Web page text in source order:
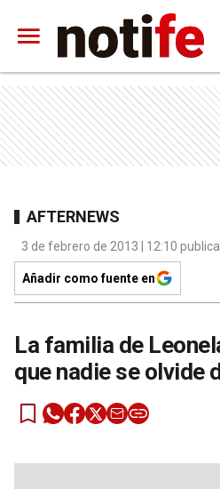
AFTERNEWS
3 de febrero de 2013 | 12:10
Añadir como fuente en
La familia de
que nadie se olvide